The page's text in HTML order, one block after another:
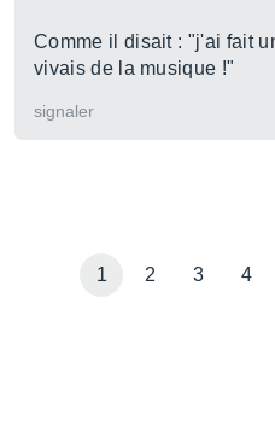
Comme il disait : "j'ai fait
vivais de la musique !"
signaler
1 2 3 4